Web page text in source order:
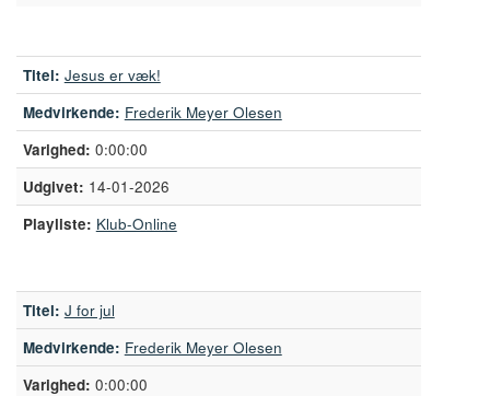
Titel: Jesus er væk!
Medvirkende: Frederik Meyer Olesen
0:00:00
14-01-2026
Playliste: Klub-Online
Titel: J for jul
Medvirkende: Frederik Meyer Olesen
0:00:00